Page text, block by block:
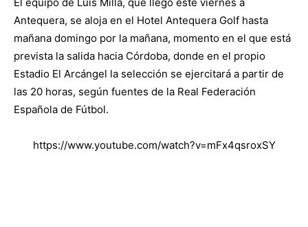
Antequera, se aloja en el Hotel Antequera Golf hasta
mañana domingo por la mañana, momento en el que está
prevista la salida hacia Córdoba, donde en el propio
Estadio El Arcángel la selección se ejercitará a partir de
las 20 horas, según fuentes de la Real Federación
Española de Fútbol.
https://www.youtube.com/watch?v=mFx4qsroxSY